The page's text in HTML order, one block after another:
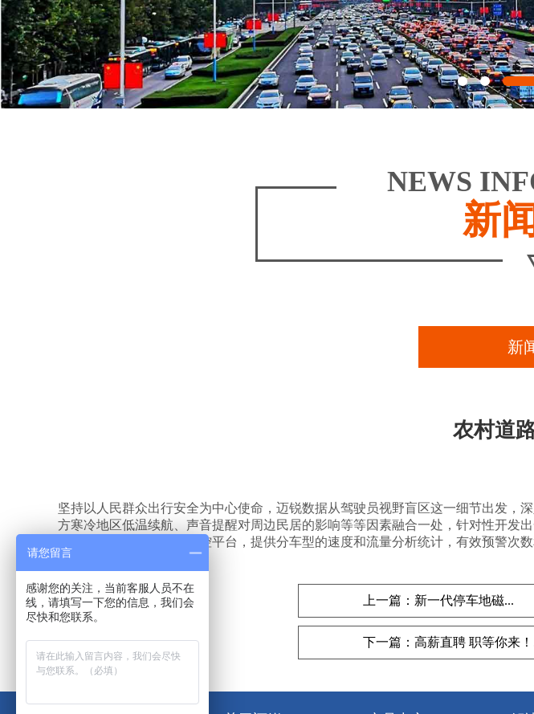
NEWS
新
新
农村道
坚持以人民群众出行安全为中心使命，迈锐数据从驾驶员视野盲区这一细节出发
方寒冷地区低温续航、声音提醒对周边民居的影响等等因素融合一处，针对性开发
光预警的同时，通过云管控平台，提供分车型的速度和流量分析统计，有效预警次
农村道路-迈锐守护
上一篇：新一代停车地磁...
下一篇：高薪直聘 职等你来！
请您留言
感谢您的关注，当前客服人员不在
线，请填写一下您的信息，我们会
尽快和您联系。